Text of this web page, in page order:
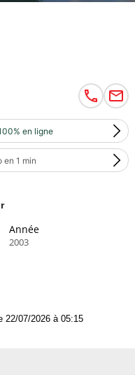
en ligne
en 1 min
Année
2003
22/07/2026 à 05:15